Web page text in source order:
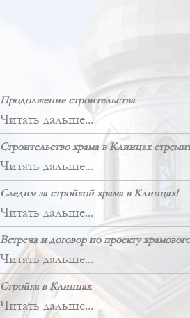
Продолжение строительства
Читать дальше...
Строительство храма в Клинцах
Читать дальше...
Следим за стройкой храма в Клинцах!
Читать дальше...
Встреча и договор по проекту
Читать дальше...
Стройка в Клинцах
Читать дальше...